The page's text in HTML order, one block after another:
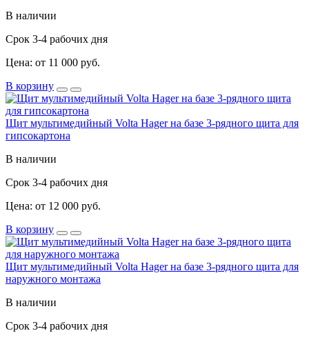
В наличии
Срок 3-4 рабочих дня
Цена: от 11 000 руб.
В корзину
Щит мультимедийный Volta Hager на базе 3-рядного щита для
гипсокартона
В наличии
Срок 3-4 рабочих дня
Цена: от 12 000 руб.
В корзину
Щит мультимедийный Volta Hager на базе 3-рядного щита для
наружного монтажа
В наличии
Срок 3-4 рабочих дня